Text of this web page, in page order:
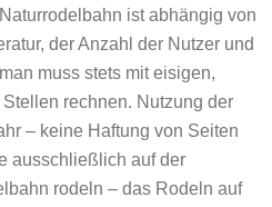
ist abhängig von
der Anzahl der Nutzer und
muss stets mit eisigen,
rechnen. Nutzung der
– keine Haftung von Seiten
ausschließlich auf der
rodeln – das Rodeln auf